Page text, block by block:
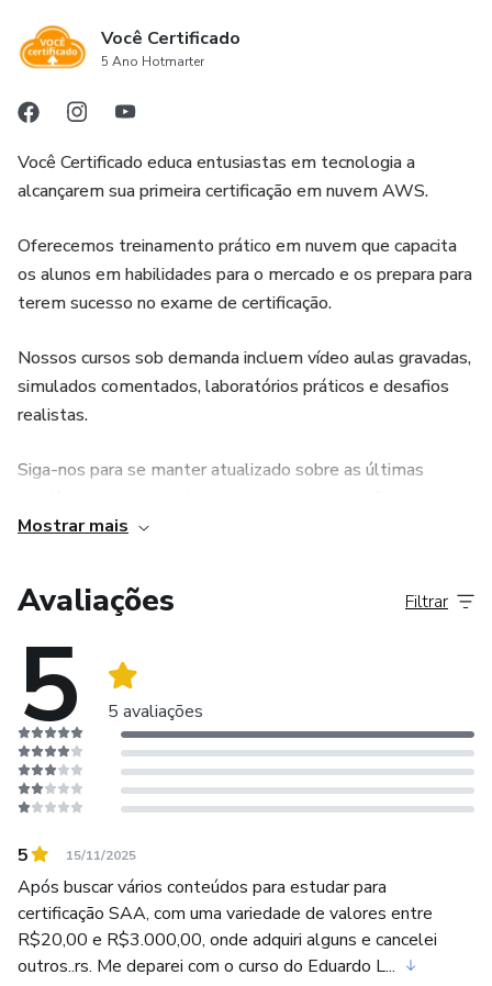
Você Certificado
5 Ano Hotmarter
Você Certificado educa entusiastas em tecnologia a
alcançarem sua primeira certificação em nuvem AWS.
Oferecemos treinamento prático em nuvem que capacita
os alunos em habilidades para o mercado e os prepara para
terem sucesso no exame de certificação.
Nossos cursos sob demanda incluem vídeo aulas gravadas,
simulados comentados, laboratórios práticos e desafios
realistas.
Siga-nos para se manter atualizado sobre as últimas
nuvem e descubra como podemos ajudá-lo a alcançar seus
Mostrar mais
Avaliações
5 5 avaliações
Filtrar
5 15/11/2025
Após buscar vários conteúdos para estudar para
certificação SAA, com uma variedade de valores entre
R$20,00 e R$3.000,00, onde adquiri alguns e cancelei
outros..rs. Me deparei com o curso do Eduardo L...